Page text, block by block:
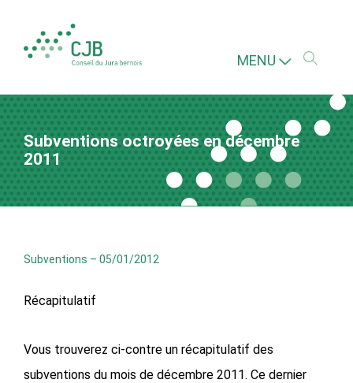
MENU
Subventions octroyées en décembre
2011
Subventions – 05/01/2012
Récapitulatif
Vous trouverez ci-contre un récapitulatif des
subventions du mois de décembre 2011. Ce dernier